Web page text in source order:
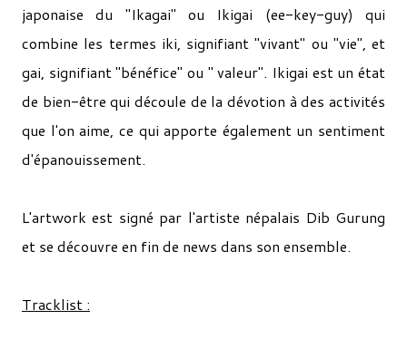
japonaise du "Ikagai" ou Ikigai (ee-key-guy) qui
combine les termes iki, signifiant "vivant" ou "vie", et
gai, signifiant "bénéfice" ou " valeur". Ikigai est un état
de bien-être qui découle de la dévotion à des activités
que l'on aime, ce qui apporte également un sentiment
d'épanouissement.
L'artwork est signé par l'artiste népalais Dib Gurung
et se découvre en fin de news dans son ensemble.
Tracklist :